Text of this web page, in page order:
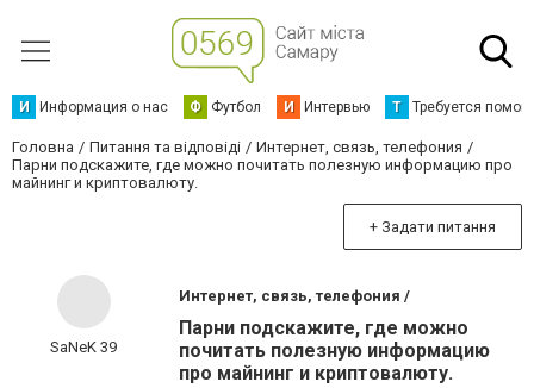
И Информация о нас Ф Футбол И Интервью Т Требуется
Головна Питання та відповіді
Интернет, связь, телефония
Парни подскажите, где можно почитать полезную информацию про
майнинг и криптовалюту.
+ Задати питання
SaNeK 39
Интернет, связь, телефония /
Парни подскажите, где можно
почитать полезную информацию
про майнинг и криптовалюту.